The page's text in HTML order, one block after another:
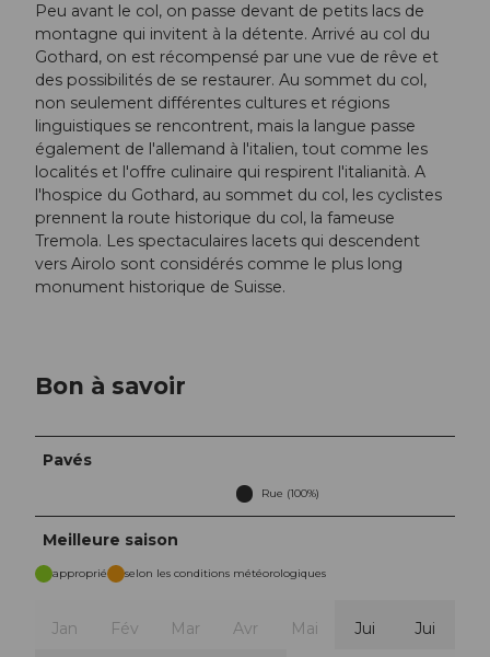
Peu avant le col, on passe devant de petits lacs de
montagne qui invitent à la détente. Arrivé au col du
Gothard, on est récompensé par une vue de rêve et
des possibilités de se restaurer. Au sommet du col,
non seulement différentes cultures et régions
linguistiques se rencontrent, mais la langue passe
également de l'allemand à l'italien, tout comme les
localités et l'offre culinaire qui respirent l'italianità. A
l'hospice du Gothard, au sommet du col, les cyclistes
prennent la route historique du col, la fameuse
Tremola. Les spectaculaires lacets qui descendent
vers Airolo sont considérés comme le plus long
monument historique de Suisse.
Bon à savoir
Pavés
Rue (100%)
Meilleure saison
approprié selon les conditions météorologiques
Jan Fév Mar Avr Mai Jui Jui